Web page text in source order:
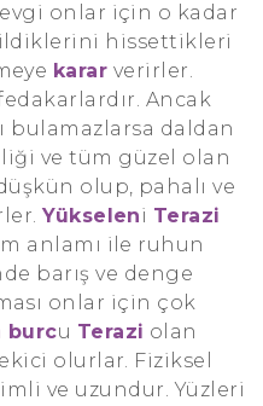
onlar için o kadar
hissettikleri
karar verirler.
Ancak
bulamazlarsa daldan
ve tüm güzel olan
olup, pahalı ve
Yükseleni Terazi
anlamı ile ruhun
barış ve denge
onlar için çok
burcu Terazi olan
olurlar. Fiziksel
ve uzundur. Yüzleri